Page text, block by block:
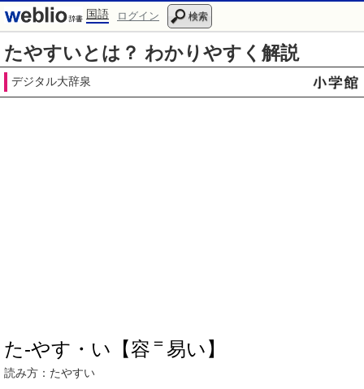
国語 ログイン 検索
たやすいとは？ わかりやすく解説
デジタル大辞泉
た‐やす・い【容 ＝易い】
読み方：たやすい